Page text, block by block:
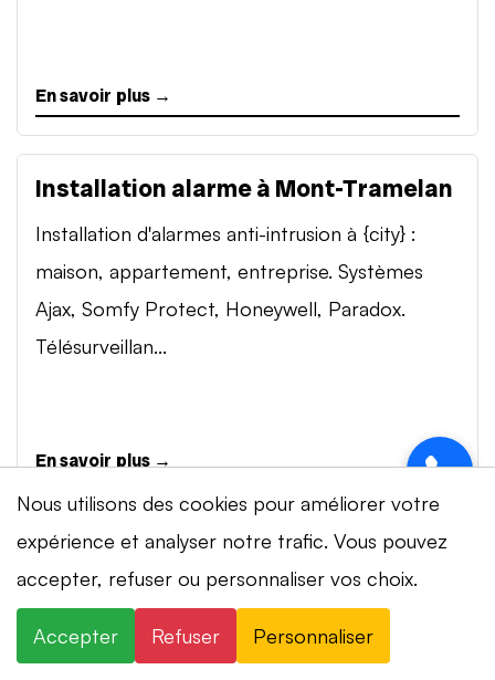
En savoir plus →
Installation alarme à Mont-Tramelan
Installation d'alarmes anti-intrusion à {city} :
maison, appartement, entreprise. Systèmes
Ajax, Somfy Protect, Honeywell, Paradox.
Télésurveillan...
En savoir plus →
Vidéosurveillance à Mont-Tramelan
Installation de systèmes de vidéosurveillance à
{city} : caméras IP 4K, visionnage smartphone,
Nous utilisons des cookies pour améliorer votre
expérience et analyser notre trafic. Vous pouvez
accepter, refuser ou personnaliser vos choix.
Accepter Refuser Personnaliser
⚡ Intervention en 20 min· 24h/24 · 7j/7 ·
Devis gratuit
+41 78 319 32 82
WhatsApp